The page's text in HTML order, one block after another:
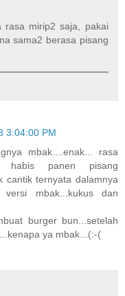
rasa mirip2 saja, pakai
sama2 berasa pisang
3:04:00 PM
mbak....enak... rasa
habis panen pisang
cantik ternyata dalamnya
mbak...kukus dan
burger bun...setelah
ya mbak...(:-(